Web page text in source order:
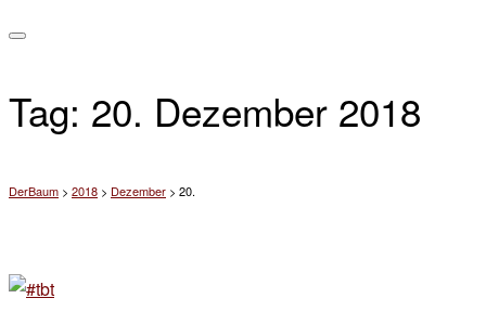
Tag: 20. Dezember 2018
DerBaum > 2018 > Dezember > 20.